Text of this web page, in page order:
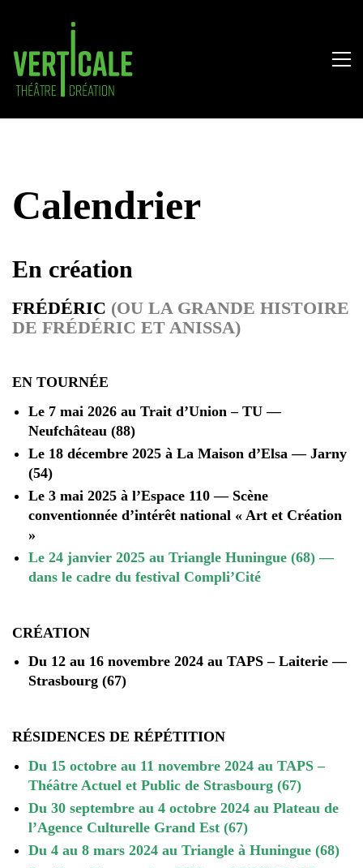
Calendrier
En création
FRÉDÉRIC (OU LA GRANDE HISTOIRE
DE FRÉDÉRIC ET ANISSA)
EN TOURNÉE
Le 7 mai 2026 au Trait d’Union – TU —
Neufchâteau (88)
Le 18 décembre 2025 à La Maison d’Elsa — Jarny
(54)
Le 3 mai 2025 à l’Espace 110 — Scène
conventionnée d’intérêt national « Art et Création
»
Le 24 janvier 2025 au Triangle Huningue (68) —
dans le cadre du festival Compli’Cité
CRÉATION
Du 12 au 16 novembre 2024 au TAPS – Laiterie —
Strasbourg (67)
RÉSIDENCES DE RÉPÉTITION
Du 15 octobre au 11 novembre 2024 au TAPS –
Théâtre Actuel et Public de Strasbourg (67)
Du 30 septembre au 4 octobre 2024 au Plateau de
l’Agence Culturelle Grand Est (67)
Du 4 au 8 mars 2024 au Triangle à Huningue (68)